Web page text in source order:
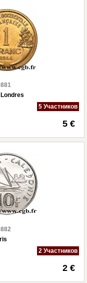
5 Участников
5 €
2 Участников
2 €